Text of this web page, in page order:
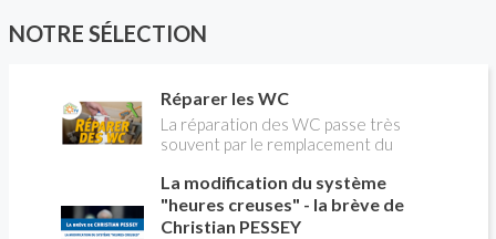
AFPAC (Association Française pour les Pompes
à Chaleur), répond aux questions de Christian
CHRISTIAN TV sur RÉNO-INFO-MAISON.com
et les plateformes de podcast.
NOTRE SÉLECTION
Réparer les WC
La réparation des WC passe très
souvent par le remplacement du
expliquer
La modification du système
"heures creuses" - la brève de
Christian PESSEY